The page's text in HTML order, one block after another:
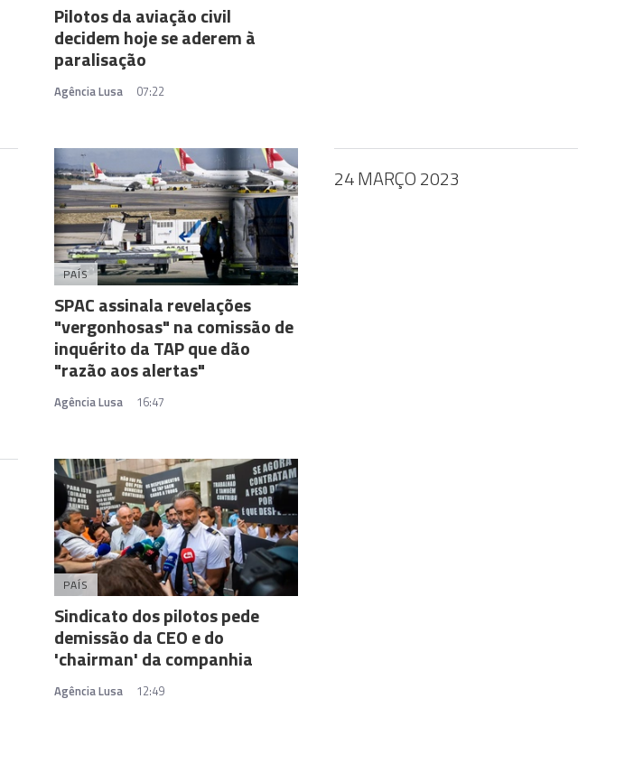
Pilotos da aviação civil
decidem hoje se aderem à
paralisação
Agência Lusa 07:22
PAÍS
SPAC assinala revelações
"vergonhosas" na comissão de
inquérito da TAP que dão
"razão aos alertas"
Agência Lusa 16:47
24 MARÇO 2023
PAÍS
Sindicato dos pilotos pede
demissão da CEO e do
'chairman' da companhia
Agência Lusa 12:49